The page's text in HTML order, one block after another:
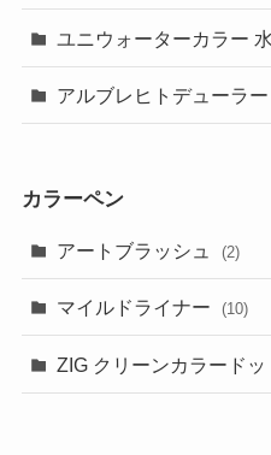
ユニウォーターカラー
アルブレヒトデューラ
カラーペン
アートブラッシュ (2)
マイルドライナー (10)
ZIG クリーンカラードッ